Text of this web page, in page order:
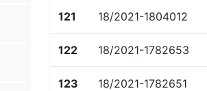
121 18/2021-1804012
122 18/2021-1782653
123 18/2021-1782651